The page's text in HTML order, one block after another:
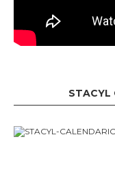
STACYL